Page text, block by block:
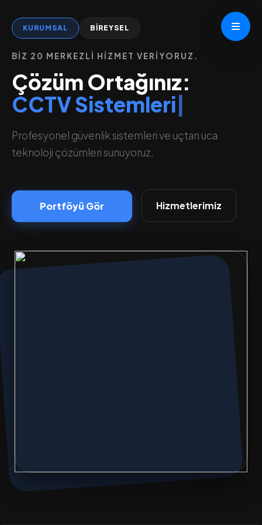
KURUMSAL BİREYSEL
BİZ 20 MERKEZLİ HİZMET VERİYORUZ.
Çözüm Ortağınız:
CCTV Sistemleri|
Profesyonel güvenlik sistemleri ve uçtan uca
teknoloji çözümleri sunuyoruz.
Portföyü Gör Hizmetlerimiz